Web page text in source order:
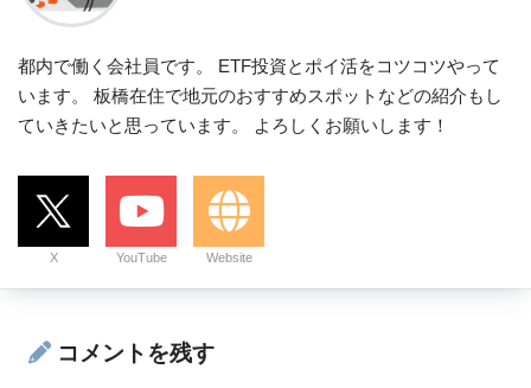
都内で働く会社員です。 ETF投資とポイ活をコツコツやって
います。 板橋在住で地元のおすすめスポットなどの紹介もし
ていきたいと思っています。 よろしくお願いします！
X YouTube Website
コメントを残す